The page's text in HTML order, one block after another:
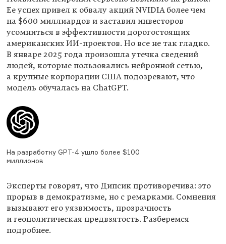
Ее успех привел к обвалу акций NVIDIA более чем
на $600 миллиардов и заставил инвесторов
усомниться в эффективности дорогостоящих
американских ИИ-проектов. Но все не так гладко.
В январе 2025 года произошла утечка сведений
людей, которые пользовались нейронной сетью,
а крупные корпорации США подозревают, что
модель обучалась на ChatGPT.
На разработку GPT-4 ушло более $100
миллионов
Эксперты говорят, что Дипсик противоречива: это
прорыв в демократизме, но с ремарками. Сомнения
вызывают его уязвимость, прозрачность
и геополитическая предвзятость. Разберемся
подробнее.